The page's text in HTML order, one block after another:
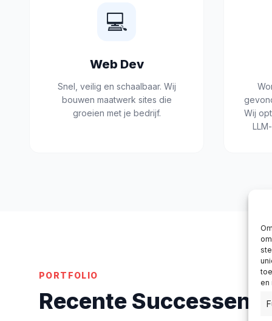
en
💻
Web Dev
Snel, veilig en schaalbaar. Wij
bouwen maatwerk sites die
groeien met je bedrijf.
Wij
PORTFOLIO
Recente Successen